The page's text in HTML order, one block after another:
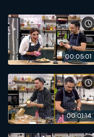
00:05:01
00:01:14